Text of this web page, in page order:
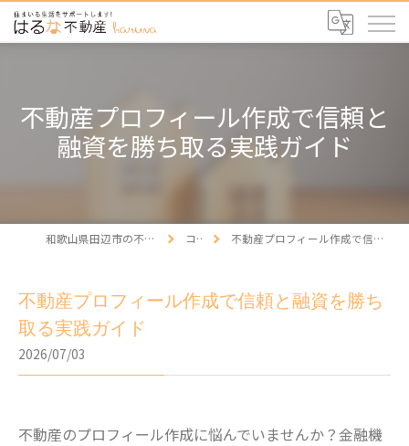
不動産プロフィール作成で信頼と
融資を勝ち取る実践ガイド
和歌山県田辺市の不動産ならはるな不動産 コラム 不動産プロフィール作成で信頼と融資を勝ち取る実践ガイド
不動産プロフィール作成で信頼と融資を勝ち
取る実践ガイド
2026/07/03
不動産のプロフィール作成に悩んでいませんか？金融機